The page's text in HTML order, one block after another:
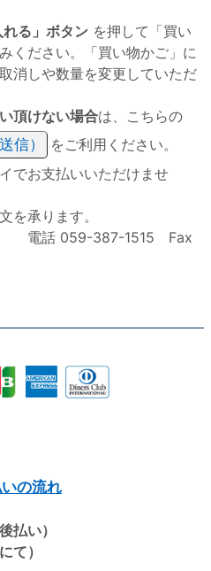
れる」ボタン を押して「買い
ください。「買い物かご」に
消しや数量を変更していただ
頂けない場合は、こちらの
信）
をご利用ください。
でお支払いいただけませ
を承ります。
電話 059-387-1515 Fax
の流れ
払い）
て）